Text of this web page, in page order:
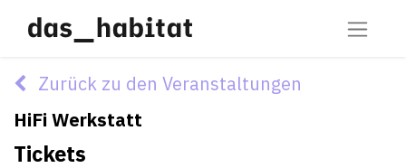
Zurück zu den Veranstaltungen
HiFi Werkstatt
Tickets